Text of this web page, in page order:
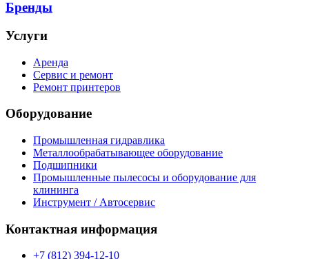
Бренды
Услуги
Аренда
Сервис и ремонт
Ремонт принтеров
Оборудование
Промышленная гидравлика
Металлообрабатывающее оборудование
Подшипники
Промышленные пылесосы и оборудование для
клининга
Инструмент / Автосервис
Контактная информация
+7 (812) 394-12-10